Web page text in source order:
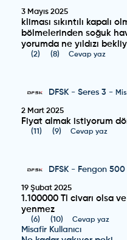
3 Mayıs 2025
kliması sıkıntılı kapalı
bölmelerinden soğuk
yorumda ne yıldızı
(2) (8) Cevap yaz
DFSK -Seres 3 -
2 Mart 2025
Fiyat almak istiyorum
(11 ) (9) Cevap yaz
DFSK - Fengon 500
19 Şubat 2025
1.100000 Tl civarı olsa
yenmez
(6) (10) Cevap yaz
Misafir Kullanıcı